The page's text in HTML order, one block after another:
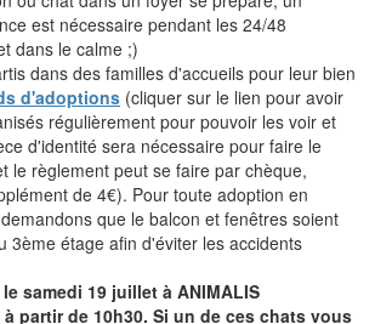
est nécessaire pendant les 24/48
dans le calme ;)
dans des familles d'accueils pour leur bien
d'adoptions (cliquer sur le lien pour avoir
régulièrement pour pouvoir les voir et
d'identité sera nécessaire pour faire le
le règlement peut se faire par chèque,
de 4€). Pour toute adoption en
que le balcon et fenêtres soient
3ème étage afin d'éviter les accidents
samedi 19 juillet à ANIMALIS
à partir de 10h30. Si un de ces chats vous